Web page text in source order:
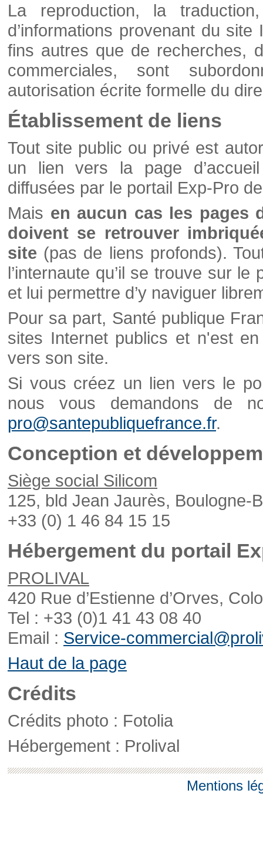
La reproduction, la
d’informations provenant du
fins autres que de recherches,
commerciales, sont
autorisation écrite formelle du
Établissement de liens
Tout site public ou privé est
un lien vers la page
diffusées par le portail Exp-Pro
Mais en aucun cas les pages
doivent se retrouver
site (pas de liens profonds).
l’internaute qu’il se trouve sur
et lui permettre d’y naviguer
Pour sa part, Santé publique
sites Internet publics et n'est
vers son site.
Si vous créez un lien vers le
nous vous demandons de
pro@santepubliquefrance.fr.
Conception et
Siège social Silicom
125, bld Jean Jaurès, Boulogne-
+33 (0) 1 46 84 15 15
Hébergement du portail
PROLIVAL
420 Rue d’Estienne d’Orves,
Tel : +33 (0)1 41 43 08 40
Email : Service-
Haut de la page
Crédits
Crédits photo : Fotolia
Hébergement : Prolival
Mentions